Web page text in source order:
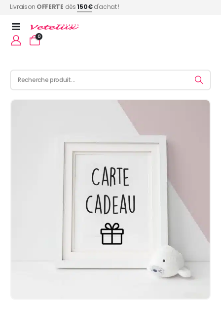
Livraison OFFERTE dès150€d'achat !
0